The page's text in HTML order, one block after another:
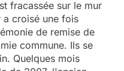
fracassée sur le mur
a croisé une fois
de remise de
commune. Ils se
Quelques mois